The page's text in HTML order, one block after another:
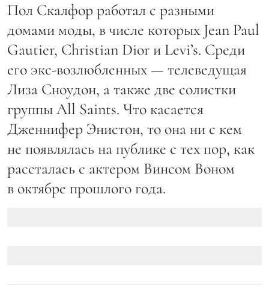
Пол Скалфор работал с разными
домами моды, в числе которых Jean Paul
Gautier, Christian Dior и Levi’s. Среди
его экс-возлюбленных — телеведущая
Лиза Сноудон, а также две солистки
группы All Saints. Что касается
Дженнифер Энистон, то она ни с кем
не появлялась на публике с тех пор, как
рассталась с актером Винсом Воном
в октябре прошлого года.